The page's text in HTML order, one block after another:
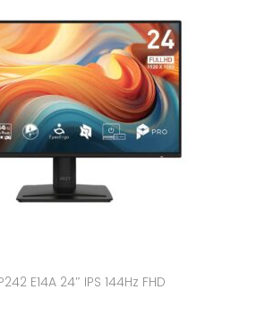
E14A 24″ IPS 144Hz FHD